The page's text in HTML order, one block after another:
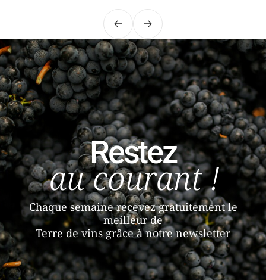
PrécédentSuivant
Restez
au courant !
Chaque semaine recevez gratuitement le
meilleur de
Terre de vins grâce à notre newsletter